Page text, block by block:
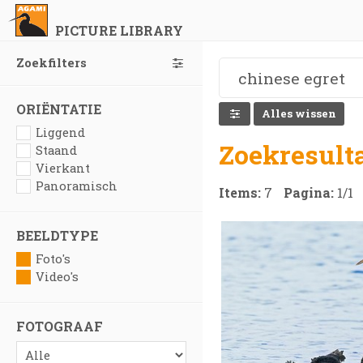
PICTURE LIBRARY
Zoekfilters
ORIËNTATIE
Liggend
Staand
Vierkant
Panoramisch
BEELDTYPE
Foto's
Video's
FOTOGRAAF
Alles wissen
Items: 7 Pagina: 1/1